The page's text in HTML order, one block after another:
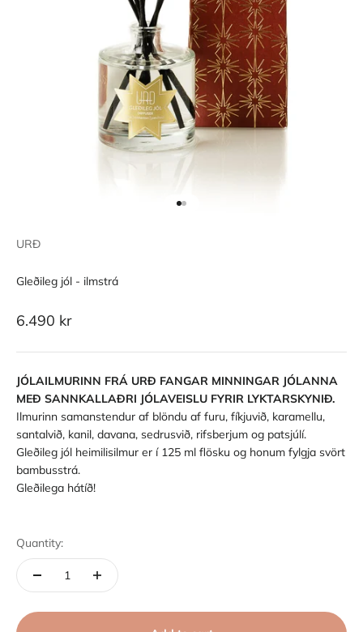
URÐ
Gleðileg jól - ilmstrá
Sale price
6.490 kr
JÓLAILMURINN FRÁ URÐ FANGAR MINNINGAR JÓLANNA
MEÐ SANNKALLAÐRI JÓLAVEISLU FYRIR LYKTARSKYNIÐ.
Ilmurinn samanstendur af blöndu af furu, fíkjuvið, karamellu,
santalvið, kanil, davana, sedrusvið, rifsberjum og patsjúlí.
Gleðileg jól heimilisilmur er í 125 ml flösku og honum fylgja svört
bambusstrá.
Gleðilega hátíð!
Quantity: